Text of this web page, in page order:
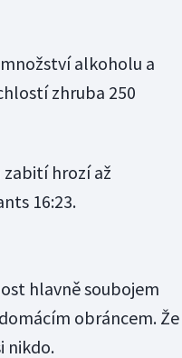
alkoholu a
zhruba 250
zabití hrozí až
16:23.
hlavně soubojem
obráncem. Že
nikdo.